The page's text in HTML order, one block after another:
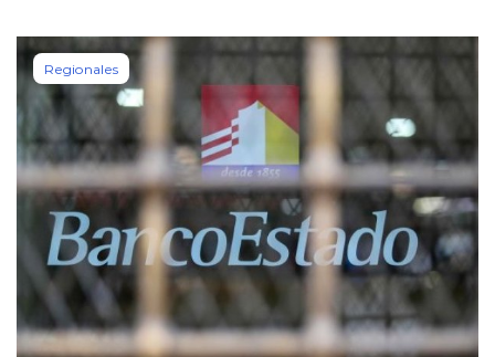
Regionales